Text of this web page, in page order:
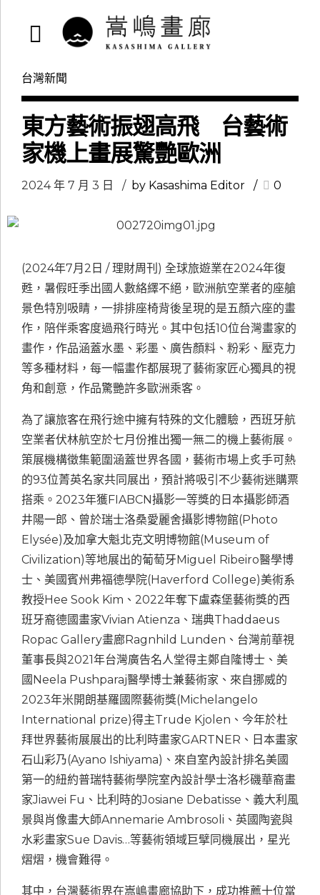
台灣新聞
東方藝術振翅高飛 台藝術
家機上畫展驚艷歐洲
2024 年 7 月 3 日 by Kasashima Editor 0
(2024年7月2日 / 理財周刊) 全球旅遊業在2024年復
甦，暑假旺季出國人數絡繹不絕，歐洲航空業者的座艙
景色特別吸睛，一排排座椅背後呈現的是五顏六座的畫
作，陪伴乘客度過飛行時光。其中包括10位台灣畫家的
畫作，作品涵蓋水墨、彩墨、廣告顏料、粉彩、壓克力
等多種材料，每一幅畫作都展現了藝術家匠心獨具的視
角和創意，作品驚艷許多歐洲乘客。
為了讓旅客在飛行途中擁有特殊的文化體驗，西班牙航
空業者伏林航空於七月份推出獨一無二的機上藝術展。
策展機構徵集範圍涵蓋世界各國，藝術市場上炙手可熱
的93位菁英名家共同展出，預計將吸引不少藝術迷購票
搭乘。2023年獲FIABCN攝影一等獎的日本攝影師酒
井陽一郎、曾於瑞士洛桑愛麗舍攝影博物館(Photo
Elysée)及加拿大魁北克文明博物館(Museum of
Civilization)等地展出的葡萄牙Miguel Ribeiro醫學博
士、美國賓州弗福德學院(Haverford College)美術系
教授Hee Sook Kim、2022年奪下盧森堡藝術獎的西
班牙裔德國畫家Vivian Atienza、瑞典Thaddaeus
Ropac Gallery畫廊Ragnhild Lunden、台灣前華視
董事長與2021年台灣廣告名人堂得主鄭自隆博士、美
國Neela Pushparaj醫學博士兼藝術家、來自挪威的
2023年米開朗基羅國際藝術獎(Michelangelo
International prize)得主Trude Kjolen、今年於杜
拜世界藝術展展出的比利時畫家GARTNER、日本畫家
石山彩乃(Ayano Ishiyama)、來自室內設計排名美國
第一的紐約普瑞特藝術學院室內設計學士洛杉磯華裔畫
家Jiawei Fu、比利時的Josiane Debatisse、義大利風
景與肖像畫大師Annemarie Ambrosoli、英國陶瓷與
水彩畫家Sue Davis…等藝術領域巨擘同機展出，星光
熠熠，機會難得。
其中，台灣藝術界在嵩嶋畫廊協助下，成功推薦十位當